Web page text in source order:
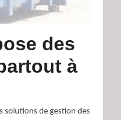
des
à
solutions de gestion des